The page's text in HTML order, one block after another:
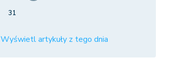
31
Wyświetl artykuły z tego dnia